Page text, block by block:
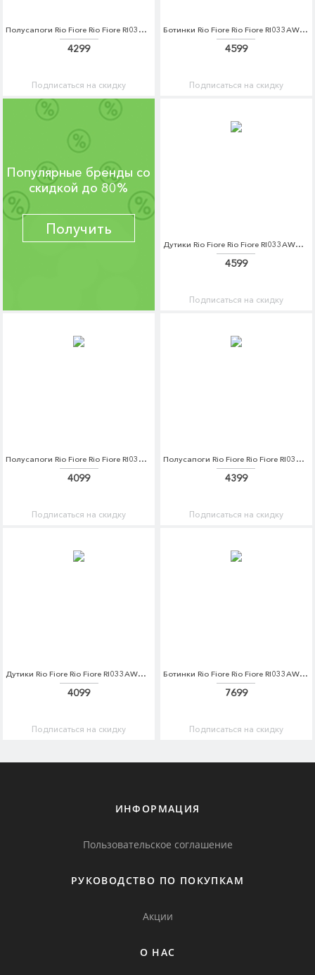
Полусапоги Rio Fiore Rio Fiore RI033AWCPFM3
4299
Подписаться на скидку
Ботинки Rio Fiore Rio Fiore RI033AWCPFN0
4599
Подписаться на скидку
Популярные бренды со
скидкой до 80%
Получить
Дутики Rio Fiore Rio Fiore RI033AWCPFQ4
4599
Подписаться на скидку
Полусапоги Rio Fiore Rio Fiore RI033AWCPFM2
4099
Подписаться на скидку
Полусапоги Rio Fiore Rio Fiore RI033AWCPFQ7
4399
Подписаться на скидку
Дутики Rio Fiore Rio Fiore RI033AWCPFL4
4099
Подписаться на скидку
Ботинки Rio Fiore Rio Fiore RI033AWCPFO5
7699
Подписаться на скидку
ИНФОРМАЦИЯ
Пользовательское соглашение
РУКОВОДСТВО ПО ПОКУПКАМ
Акции
О НАС